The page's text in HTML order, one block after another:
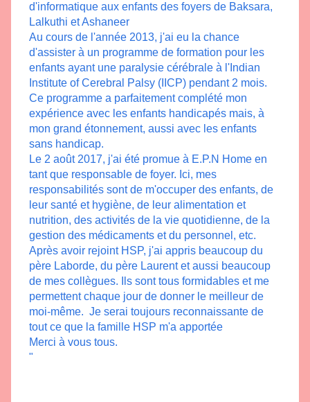
d'informatique aux enfants des foyers de Baksara,
Lalkuthi et Ashaneer
Au cours de l'année 2013, j'ai eu la chance
d'assister à un programme de formation pour les
enfants ayant une paralysie cérébrale à l'Indian
Institute of Cerebral Palsy (IICP) pendant 2 mois.
Ce programme a parfaitement complété mon
expérience avec les enfants handicapés mais, à
mon grand étonnement, aussi avec les enfants
sans handicap.
Le 2 août 2017, j'ai été promue à E.P.N Home en
tant que responsable de foyer. Ici, mes
responsabilités sont de m'occuper des enfants, de
leur santé et hygiène, de leur alimentation et
nutrition, des activités de la vie quotidienne, de la
gestion des médicaments et du personnel, etc.
Après avoir rejoint HSP, j'ai appris beaucoup du
père Laborde, du père Laurent et aussi beaucoup
de mes collègues. Ils sont tous formidables et me
permettent chaque jour de donner le meilleur de
moi-même.  Je serai toujours reconnaissante de
tout ce que la famille HSP m'a apportée
Merci à vous tous.
"